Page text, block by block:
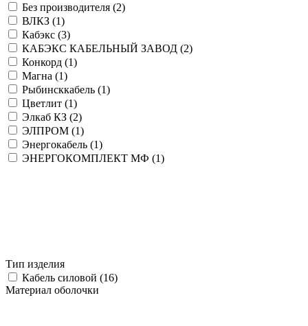
Без производителя (2)
ВЛКЗ (1)
Кабэкс (3)
КАБЭКС КАБЕЛЬНЫЙ ЗАВОД (2)
Конкорд (1)
Магна (1)
Рыбинсккабель (1)
Цветлит (1)
Элкаб КЗ (2)
ЭЛПРОМ (1)
Энергокабель (1)
ЭНЕРГОКОМПЛЕКТ МФ (1)
Тип изделия
Кабель силовой (16)
Материал оболочки